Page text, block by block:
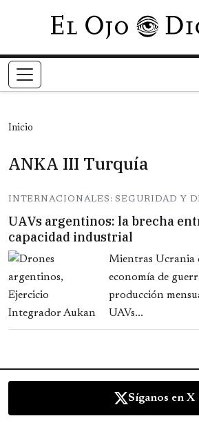
Pasar al
Inicio
ANKA III Turquía
INTERNACIONALES: SEGURIDAD Y
UAVs argentinos: la brecha
capacidad industrial
Mientras Ucrania
economía de
producción
UAVs...
Síganos en X